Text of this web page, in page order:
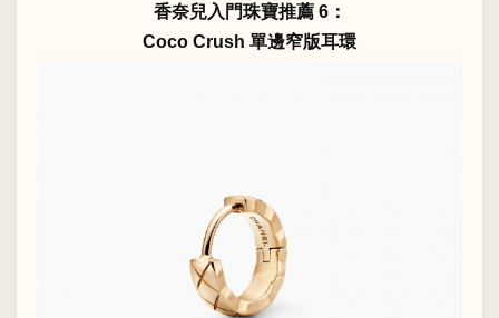
香奈兒入門珠寶推薦 6：
Coco Crush 單邊窄版耳環